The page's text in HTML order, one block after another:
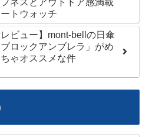
トウォッチ
レビュー】mont-bellの日傘
ブロックアンブレラ」がめ
ゃオススメな件